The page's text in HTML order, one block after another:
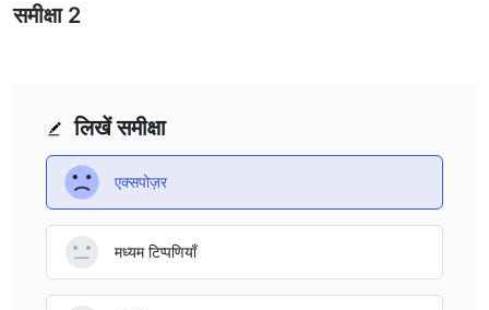
लिखें समीक्षा
एक्सपोज़र
मध्यम टिप्पणियाँ
समीक्षा2